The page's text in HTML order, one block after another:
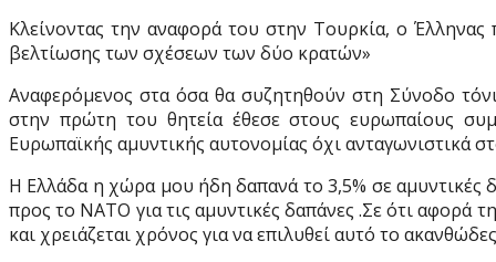
Κλείνοντας την αναφορά του στην Τουρκία, ο
βελτίωσης των σχέσεων των δύο κρατών»
Αναφερόμενος στα όσα θα συζητηθούν στη Σύνοδο
στην πρώτη του θητεία έθεσε στους ευρωπαίους
Ευρωπαϊκής αμυντικής αυτονομίας όχι ανταγωνιστικά
Η Ελλάδα η χώρα μου ήδη δαπανά το 3,5% σε αμυντικές
προς το ΝΑΤΟ για τις αμυντικές δαπάνες .Σε ότι αφορά
και χρειάζεται χρόνος για να επιλυθεί αυτό το